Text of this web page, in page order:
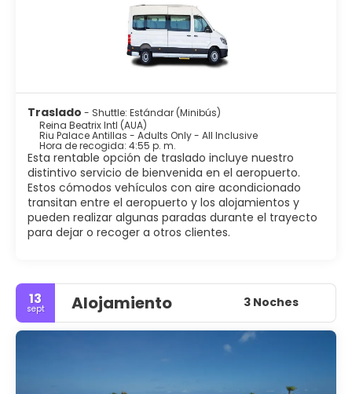
>Actividades acuáticas emocionantes como snorkel y
>Rica historia y cultura para explorar.⁣
>Gastronomía local única con sabores del Caribe.⁣
>Compras libres de impuestos en Oranjestad.⁣
¡Ven a Aruba y descubre un paraíso caribeño que te
dejará sin aliento!
Traslado - Shuttle: Estándar (Minibús)
Reina Beatrix Intl (AUA)
Riu Palace Antillas - Adults Only - All Inclusive
Hora de recogida: 4:55 p. m.
Esta rentable opción de traslado incluye nuestro
distintivo servicio de bienvenida en el aeropuerto.
Estos cómodos vehículos con aire acondicionado
transitan entre el aeropuerto y los alojamientos y
pueden realizar algunas paradas durante el trayecto
para dejar o recoger a otros clientes.
13
sept Alojamiento 3 Noches